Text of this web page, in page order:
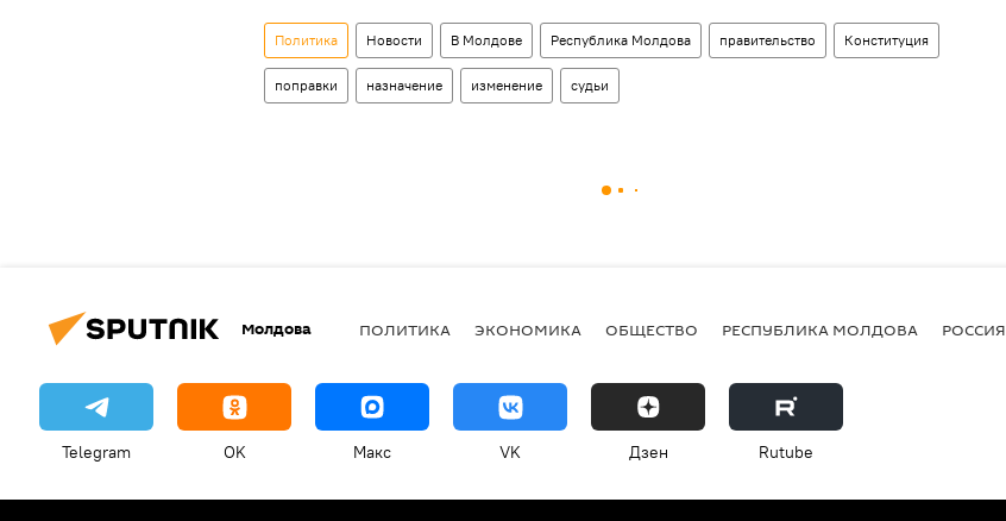
Политика Новости В Молдове Республика Молдова правительство Конституция
поправки назначение изменение судьи
Молдова ПОЛИТИКА ЭКОНОМИКА ОБЩЕСТВО РЕСПУБЛИКА МОЛДОВА РОССИЯ
Telegram OK Макс VK Дзен Rutube